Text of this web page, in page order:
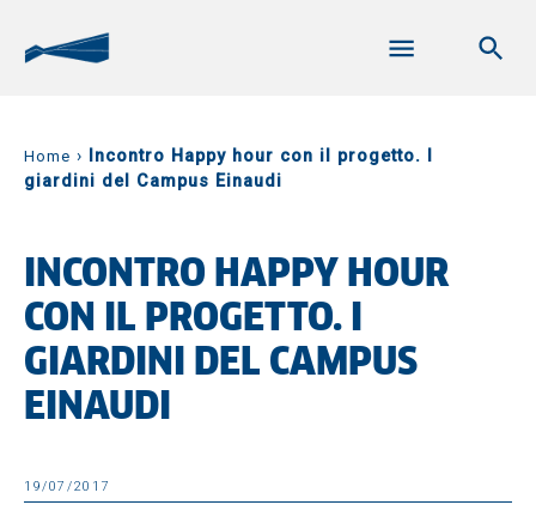
Home ›
Incontro Happy hour con il progetto. I
giardini del Campus Einaudi
INCONTRO HAPPY HOUR
CON IL PROGETTO. I
GIARDINI DEL CAMPUS
EINAUDI
19/07/2017